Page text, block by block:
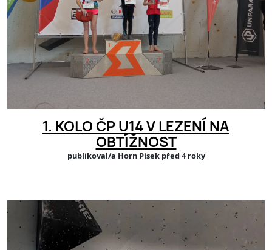
1. KOLO ČP U14 V LEZENÍ NA
OBTÍŽNOST
publikoval/a Horn Písek před 4 roky